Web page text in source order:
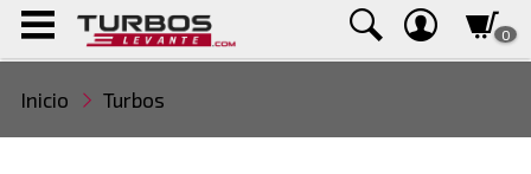
0
Inicio Turbos